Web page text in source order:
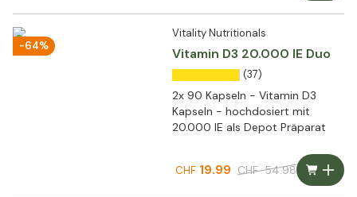
-64%
Vitality Nutritionals
Vitamin D3 20.000 IE Duo
(37)
2x 90 Kapseln - Vitamin D3
Kapseln - hochdosiert mit
20.000 IE als Depot Präparat
CHF19.99 CHF 54.98